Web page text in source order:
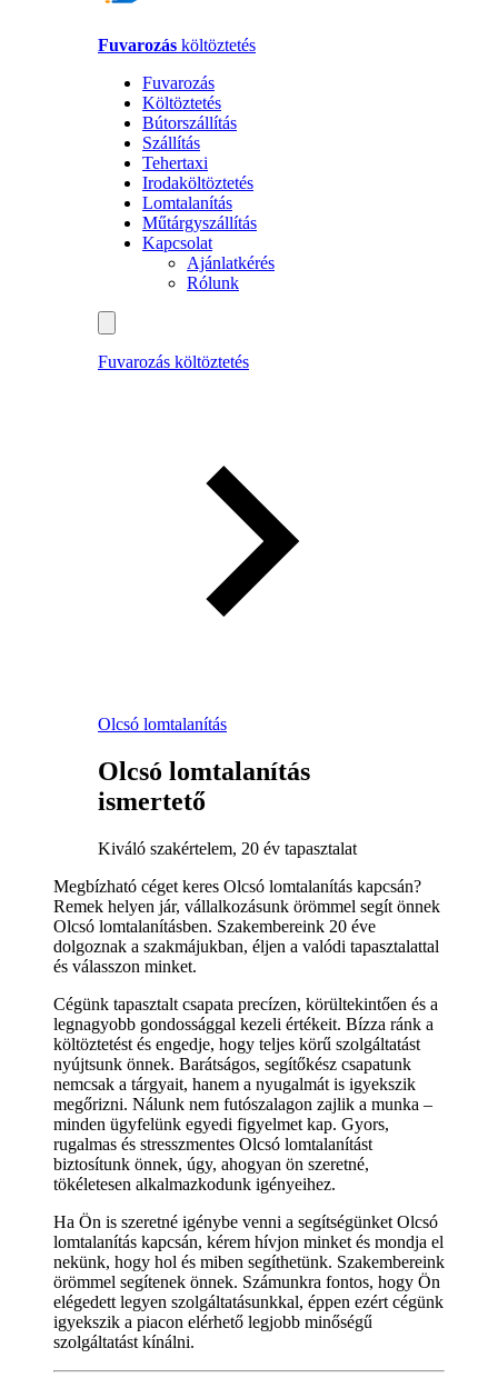
Fuvarozás költöztetés
Fuvarozás
Költöztetés
Bútorszállítás
Szállítás
Tehertaxi
Irodaköltöztetés
Lomtalanítás
Műtárgyszállítás
Kapcsolat
Ajánlatkérés
Rólunk
Fuvarozás költöztetés
Olcsó lomtalanítás
Olcsó lomtalanítás
ismertető
Kiváló szakértelem, 20 év tapasztalat
Megbízható céget keres Olcsó lomtalanítás kapcsán?
Remek helyen jár, vállalkozásunk örömmel segít önnek
Olcsó lomtalanításben. Szakembereink 20 éve
dolgoznak a szakmájukban, éljen a valódi tapasztalattal
és válasszon minket.
Cégünk tapasztalt csapata precízen, körültekintően és a
legnagyobb gondossággal kezeli értékeit. Bízza ránk a
költöztetést és engedje, hogy teljes körű szolgáltatást
nyújtsunk önnek. Barátságos, segítőkész csapatunk
nemcsak a tárgyait, hanem a nyugalmát is igyekszik
megőrizni. Nálunk nem futószalagon zajlik a munka –
minden ügyfelünk egyedi figyelmet kap. Gyors,
rugalmas és stresszmentes Olcsó lomtalanítást
biztosítunk önnek, úgy, ahogyan ön szeretné,
tökéletesen alkalmazkodunk igényeihez.
Ha Ön is szeretné igénybe venni a segítségünket Olcsó
lomtalanítás kapcsán, kérem hívjon minket és mondja el
nekünk, hogy hol és miben segíthetünk. Szakembereink
örömmel segítenek önnek. Számunkra fontos, hogy Ön
elégedett legyen szolgáltatásunkkal, éppen ezért cégünk
igyekszik a piacon elérhető legjobb minőségű
szolgáltatást kínálni.